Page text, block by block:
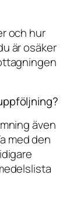
och hur
är osäker
även
med den